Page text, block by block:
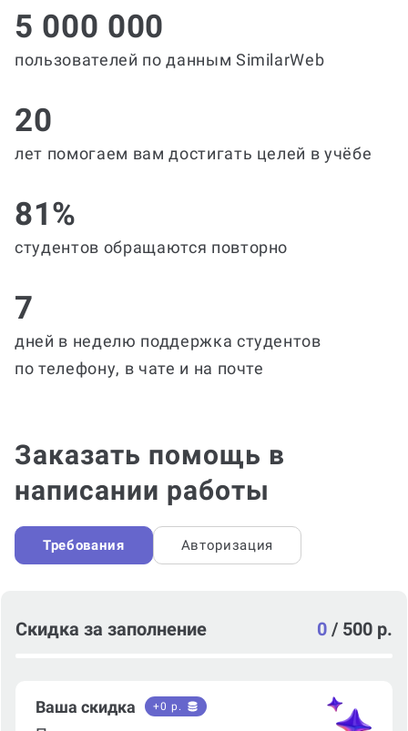
5 000 000
пользователей по данным SimilarWeb
20
лет помогаем вам достигать целей в учёбе
81%
студентов обращаются повторно
7
дней в неделю поддержка студентов
по телефону, в чате и на почте
Заказать помощь в
написании работы
Требования Авторизация
Скидка за заполнение 0 / 500 р.
Ваша скидка +0 р.